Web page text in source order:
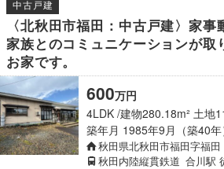
中古戸建
〈北秋田市福田：中古戸建〉家事
家族とのコミュニケーションが取
お家です。
4LDK 建物280.18m² 土地
築年月 1985年9月（築40年
秋田県北秋田市福田字福田
秋田内陸縦貫鉄道 合川駅
600万円